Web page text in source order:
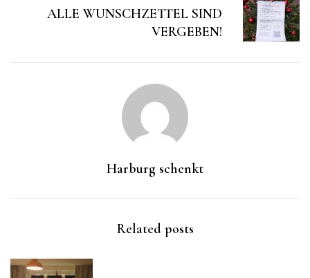
ALLE WUNSCHZETTEL SIND
VERGEBEN!
Harburg schenkt
Related posts